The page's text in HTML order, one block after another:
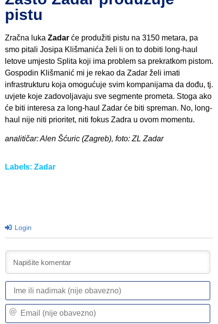
pistu
Zračna luka Zadar će produžiti pistu na 3150 metara, pa
smo pitali Josipa Klišmanića želi li on to dobiti long-haul
letove umjesto Splita koji ima problem sa prekratkom pistom.
Gospodin Klišmanić mi je rekao da Zadar želi imati
infrastrukturu koja omogućuje svim kompanijama da dođu, tj.
uvjete koje zadovoljavaju sve segmente prometa. Stoga ako
će biti interesa za long-haul Zadar će biti spreman. No, long-
haul nije niti prioritet, niti fokus Zadra u ovom momentu.
analitičar: Alen Šćuric (Zagreb), foto: ZL Zadar
Labels: Zadar
Login